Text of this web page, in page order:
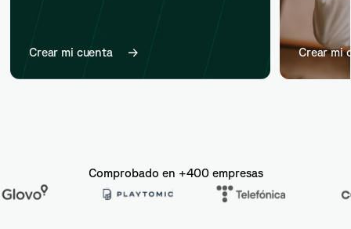
Crear mi cuenta Crear mi
Comprobado en +400 empresas